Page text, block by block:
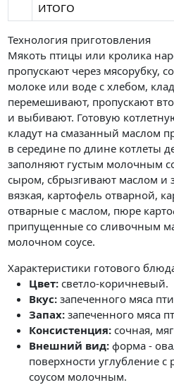
ИТОГО
Технология приготовления
Мякоть птицы или кролика
пропускают через мясорубку,
молоке или воде с хлебом,
перемешивают, пропускают
и выбивают. Готовую
кладут на смазанный маслом
в середине по длине котлеты
заполняют густым молочным
сыром, сбрызгивают маслом и
вязкая, картофель отварной,
отварные с маслом, пюре
припущенные со сливочным
молочном соусе.
Характеристики готового
Цвет: светло-коричневый.
Вкус: запеченного мяса
Запах: запеченного мяса
Консистенция: сочная,
Внешний вид: форма -
поверхности углубление
соусом молочным.